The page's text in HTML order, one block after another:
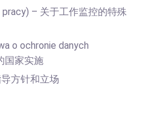
– 关于工作监控的特殊
o ochronie danych
国家实施
方针和立场